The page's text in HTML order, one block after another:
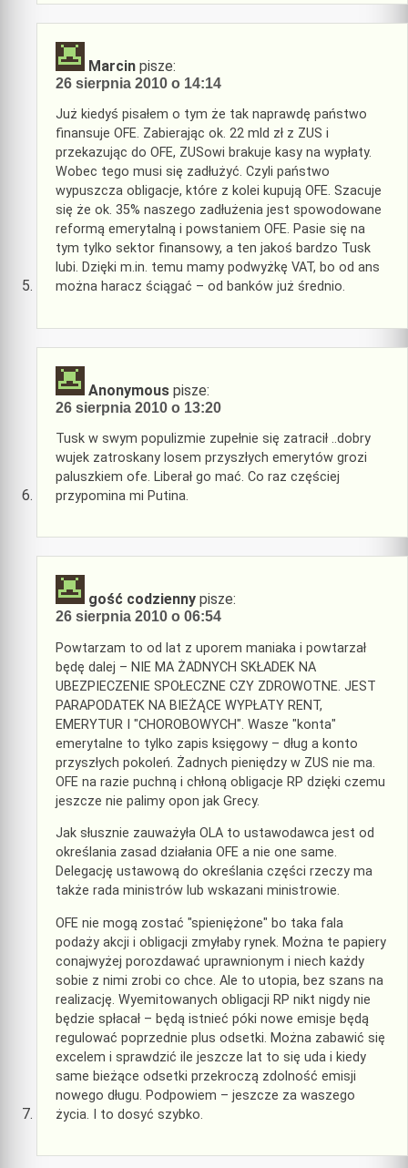
Marcin pisze:
26 sierpnia 2010 o 14:14
Już kiedyś pisałem o tym że tak naprawdę państwo
finansuje OFE. Zabierając ok. 22 mld zł z ZUS i
przekazując do OFE, ZUSowi brakuje kasy na wypłaty.
Wobec tego musi się zadłużyć. Czyli państwo
wypuszcza obligacje, które z kolei kupują OFE. Szacuje
się że ok. 35% naszego zadłużenia jest spowodowane
reformą emerytalną i powstaniem OFE. Pasie się na
tym tylko sektor finansowy, a ten jakoś bardzo Tusk
lubi. Dzięki m.in. temu mamy podwyżkę VAT, bo od ans
można haracz ściągać – od banków już średnio.
Anonymous pisze:
26 sierpnia 2010 o 13:20
Tusk w swym populizmie zupełnie się zatracił ..dobry
wujek zatroskany losem przyszłych emerytów grozi
paluszkiem ofe. Liberał go mać. Co raz częściej
przypomina mi Putina.
gość codzienny pisze:
26 sierpnia 2010 o 06:54
Powtarzam to od lat z uporem maniaka i powtarzał
będę dalej – NIE MA ŻADNYCH SKŁADEK NA
UBEZPIECZENIE SPOŁECZNE CZY ZDROWOTNE. JEST
PARAPODATEK NA BIEŻĄCE WYPŁATY RENT,
EMERYTUR I "CHOROBOWYCH". Wasze "konta"
emerytalne to tylko zapis księgowy – dług a konto
przyszłych pokoleń. Żadnych pieniędzy w ZUS nie ma.
OFE na razie puchną i chłoną obligacje RP dzięki czemu
jeszcze nie palimy opon jak Grecy.
Jak słusznie zauważyła OLA to ustawodawca jest od
określania zasad działania OFE a nie one same.
Delegację ustawową do określania części rzeczy ma
także rada ministrów lub wskazani ministrowie.
OFE nie mogą zostać "spieniężone" bo taka fala
podaży akcji i obligacji zmyłaby rynek. Można te papiery
conajwyżej porozdawać uprawnionym i niech każdy
sobie z nimi zrobi co chce. Ale to utopia, bez szans na
realizację. Wyemitowanych obligacji RP nikt nigdy nie
będzie spłacał – będą istnieć póki nowe emisje będą
regulować poprzednie plus odsetki. Można zabawić się
excelem i sprawdzić ile jeszcze lat to się uda i kiedy
same bieżące odsetki przekroczą zdolność emisji
nowego długu. Podpowiem – jeszcze za waszego
życia. I to dosyć szybko.